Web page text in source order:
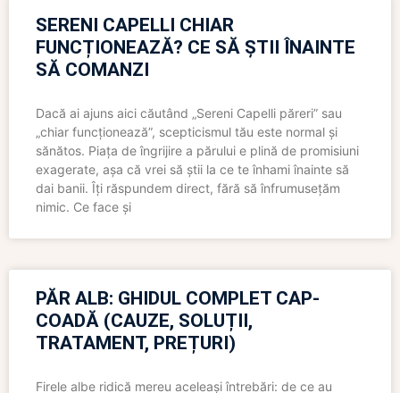
SERENI CAPELLI CHIAR
FUNCȚIONEAZĂ? CE SĂ ȘTII ÎNAINTE
SĂ COMANZI
Dacă ai ajuns aici căutând „Sereni Capelli păreri” sau
„chiar funcționează”, scepticismul tău este normal și
sănătos. Piața de îngrijire a părului e plină de promisiuni
exagerate, așa că vrei să știi la ce te înhami înainte să
dai banii. Îți răspundem direct, fără să înfrumusețăm
nimic. Ce face și
PĂR ALB: GHIDUL COMPLET CAP-
COADĂ (CAUZE, SOLUȚII,
TRATAMENT, PREȚURI)
Firele albe ridică mereu aceleași întrebări: de ce au